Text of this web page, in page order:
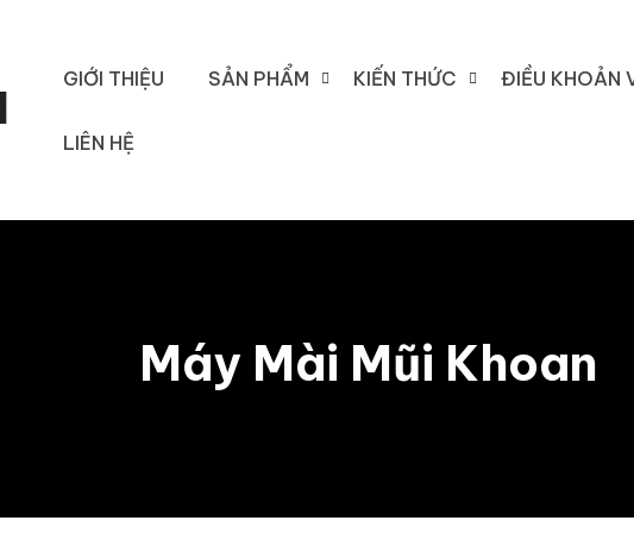
GIỚI THIỆU SẢN PHẨM KIẾN THỨC ĐIỀU KHOẢN
LIÊN HỆ
Máy Mài Mũi Khoan